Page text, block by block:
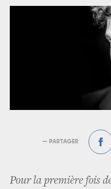
— PARTAGER
Pour la première fois